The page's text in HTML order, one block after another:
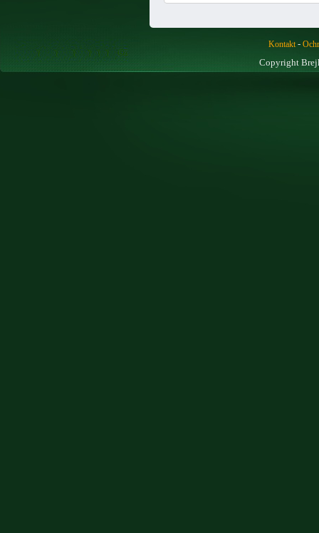
Kontakt-
Copyright